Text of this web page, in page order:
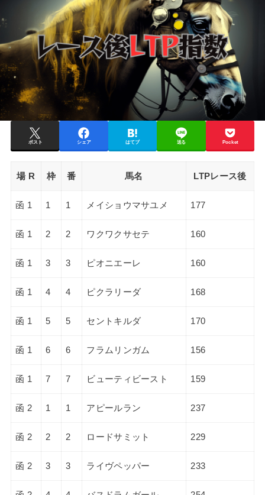
ポスト シェア はてブ 送る Pocket
場 R 枠 番 馬名 LTPレース後
函 1 1 1 メイショウマサユメ 177
函 1 2 2 ワクワクサセテ 160
函 1 3 3 ピオニエーレ 160
函 1 4 4 ピクラリーダ 168
函 1 5 5 セントキルダ 170
函 1 6 6 フラムリンガム 156
函 1 7 7 ビューティビースト 159
函 2 1 1 アピールラン 237
函 2 2 2 ロードサミット 229
函 2 3 3 ライヴペッパー 233